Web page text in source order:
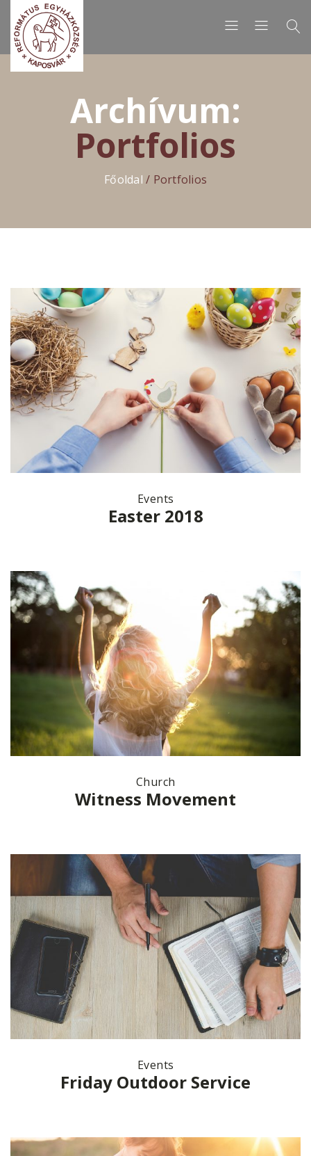
Archívum:
Portfolios
Főoldal / Portfolios
Events
Easter 2018
Church
Witness Movement
Events
Friday Outdoor Service